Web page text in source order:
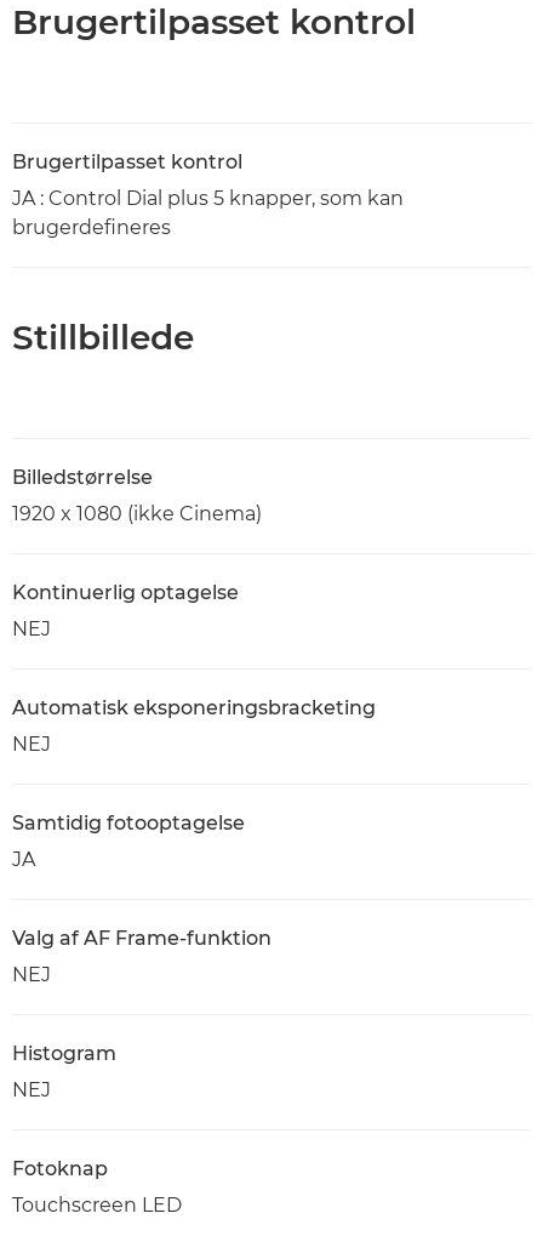
Brugertilpasset kontrol
Brugertilpasset kontrol
JA : Control Dial plus 5 knapper, som kan
brugerdefineres
Stillbillede
Billedstørrelse
1920 x 1080 (ikke Cinema)
Kontinuerlig optagelse
NEJ
Automatisk eksponeringsbracketing
NEJ
Samtidig fotooptagelse
JA
Valg af AF Frame-funktion
NEJ
Histogram
NEJ
Fotoknap
Touchscreen LED